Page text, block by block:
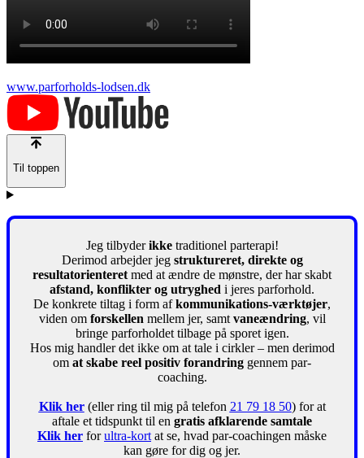
www.parforholds-lodsen.dk
Til toppen
Jeg tilbyderikke traditionel parterapi!
Derimod arbejder jeg struktureret, direkte og
resultatorienteret med at ændre de mønstre, der har skabt
afstand, konflikter og utryghed i jeres parforhold.
De konkrete tiltag i form afkommunikations-værktøjer,
viden om forskellen mellem jer, samt vaneændring, vil
bringe parforholdet tilbage på sporet igen.
Hos mig handler det ikke om at tale i cirkler – men derimod
om at skabe reel positiv forandring gennem par-
coaching.
Klik her(eller ring til mig på telefon 21 79 18 50) for at
aftale et tidspunkt til en gratis afklarende samtale
Klik her forultra-kort at se, hvad par-coachingen måske
kan gøre for dig og jer.